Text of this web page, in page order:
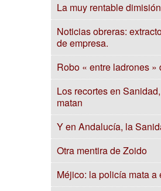
La muy rentable
Noticias obreras:
de empresa.
Robo « entre ladrones
Los recortes en
matan
Y en Andalucía, la
Otra mentira de Zoido
Méjico: la policía mata a